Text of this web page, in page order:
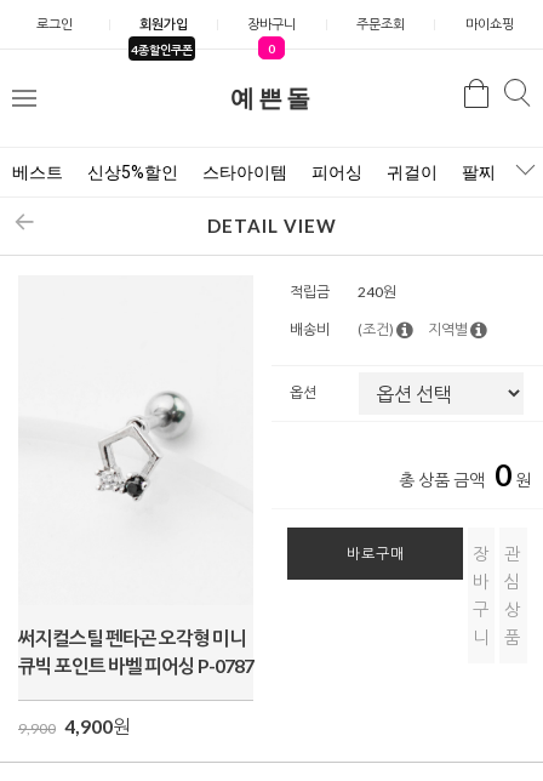
로그인 회원가입
4종할인쿠폰
장바구니
0
주문조회 마이쇼핑
예쁜돌
메
검색
베스트 신상5%할인 스타아이템 피어싱 귀걸이 팔찌 목
DETAIL VIEW
써지컬스틸 펜타곤 오각형 미니
큐빅 포인트 바벨 피어싱 P-0787
9,900 4,900원
적립금 240원
배송비 (조건) 지역별
옵션
총 상품 금액 0 원
바로구매
장
바
구
니
관
심
상
품